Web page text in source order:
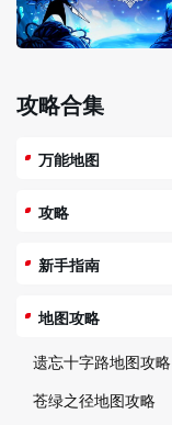
攻略合集
万能地图
攻略
新手指南
地图攻略
遗忘十字路地图攻略
苍绿之径地图攻略